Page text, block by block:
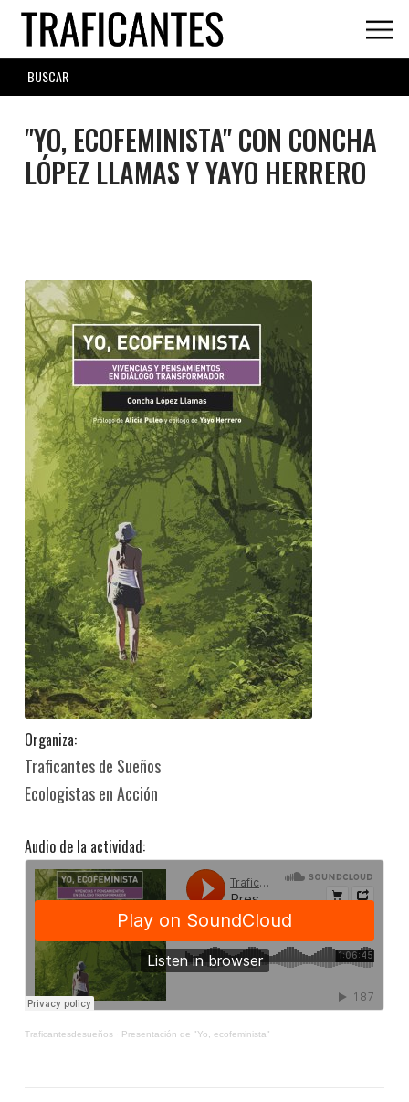
Skip
main
content
SEARCH
FORM
"YO, ECOFEMINISTA" CON CONCHA
LÓPEZ LLAMAS Y YAYO HERRERO
Organiza:
Traficantes de Sueños
Ecologistas en Acción
Audio de la actividad:
Traficantesdesueños· Presentación de "Yo, ecofeminista"